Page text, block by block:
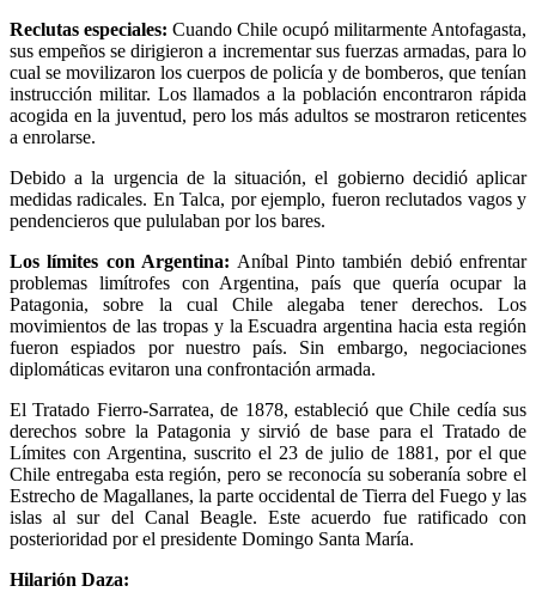
Reclutas especiales: Cuando Chile ocupó militarmente Antofagasta,
sus empeños se dirigieron a incrementar sus fuerzas armadas, para lo
cual se movilizaron los cuerpos de policía y de bomberos, que tenían
instrucción militar. Los llamados a la población encontraron rápida
acogida en la juventud, pero los más adultos se mostraron reticentes
a enrolarse.
Debido a la urgencia de la situación, el gobierno decidió aplicar
medidas radicales. En Talca, por ejemplo, fueron reclutados vagos y
pendencieros que pululaban por los bares.
Los límites con Argentina: Aníbal Pinto también debió enfrentar
problemas limítrofes con Argentina, país que quería ocupar la
Patagonia, sobre la cual Chile alegaba tener derechos. Los
movimientos de las tropas y la Escuadra argentina hacia esta región
fueron espiados por nuestro país. Sin embargo, negociaciones
diplomáticas evitaron una confrontación armada.
El Tratado Fierro-Sarratea, de 1878, estableció que Chile cedía sus
derechos sobre la Patagonia y sirvió de base para el Tratado de
Límites con Argentina, suscrito el 23 de julio de 1881, por el que
Chile entregaba esta región, pero se reconocía su soberanía sobre el
Estrecho de Magallanes, la parte occidental de Tierra del Fuego y las
islas al sur del Canal Beagle. Este acuerdo fue ratificado con
posterioridad por el presidente Domingo Santa María.
Hilarión Daza: